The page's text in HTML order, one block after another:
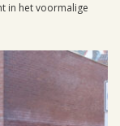
in het voormalige